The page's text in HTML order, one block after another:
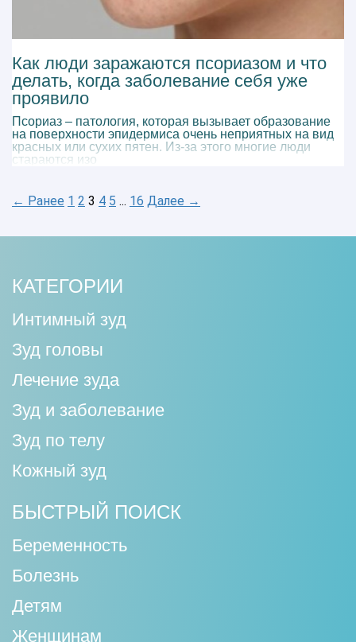
Как люди заражаются псориазом и что
делать, когда заболевание себя уже
проявило
Псориаз – патология, которая вызывает образование
на поверхности эпидермиса очень неприятных на вид
красных или сухих пятен. Из-за этого многие люди
стараются изо
← Ранее 1 2 3 4 5 ... 16 Далее →
КАТЕГОРИИ
Интимный зуд
Зуд головы
Лечение зуда
Зуд и заболевание
Зуд по телу
Кожный зуд
БЫСТРЫЙ ПОИСК
Беременность
Болезнь
Детям
Женщинам